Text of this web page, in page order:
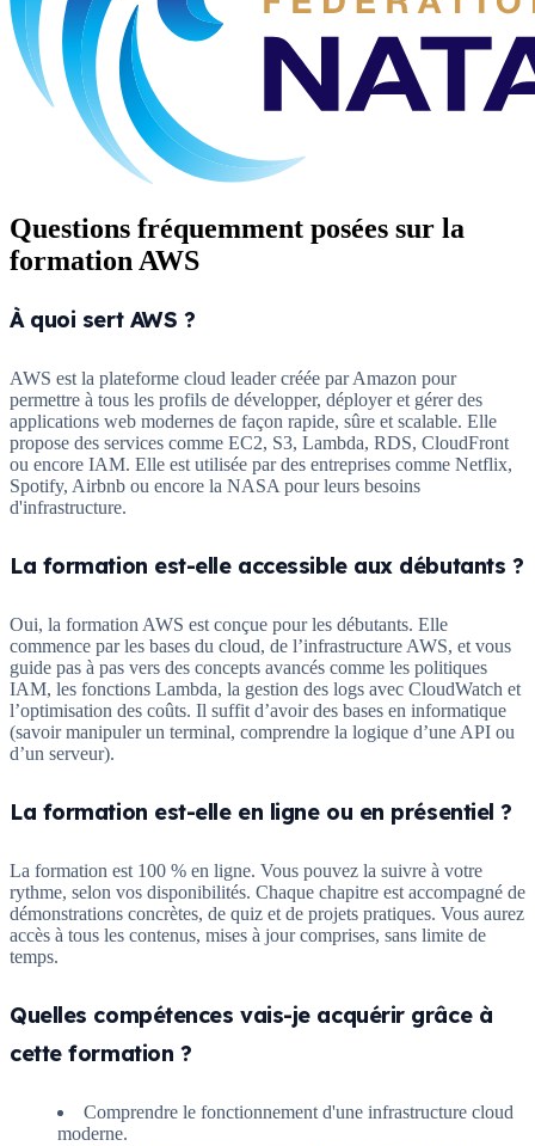
Questions fréquemment posées sur la
formation AWS
À quoi sert AWS ?
AWS est la plateforme cloud leader créée par Amazon pour
permettre à tous les profils de développer, déployer et gérer des
applications web modernes de façon rapide, sûre et scalable. Elle
propose des services comme EC2, S3, Lambda, RDS, CloudFront
ou encore IAM. Elle est utilisée par des entreprises comme Netflix,
Spotify, Airbnb ou encore la NASA pour leurs besoins
d'infrastructure.
La formation est-elle accessible aux débutants ?
Oui, la formation AWS est conçue pour les débutants. Elle
commence par les bases du cloud, de l’infrastructure AWS, et vous
guide pas à pas vers des concepts avancés comme les politiques
IAM, les fonctions Lambda, la gestion des logs avec CloudWatch et
l’optimisation des coûts. Il suffit d’avoir des bases en informatique
(savoir manipuler un terminal, comprendre la logique d’une API ou
d’un serveur).
La formation est-elle en ligne ou en présentiel ?
La formation est 100 % en ligne. Vous pouvez la suivre à votre
rythme, selon vos disponibilités. Chaque chapitre est accompagné de
démonstrations concrètes, de quiz et de projets pratiques. Vous aurez
accès à tous les contenus, mises à jour comprises, sans limite de
temps.
Quelles compétences vais-je acquérir grâce à
cette formation ?
Comprendre le fonctionnement d'une infrastructure cloud
moderne.